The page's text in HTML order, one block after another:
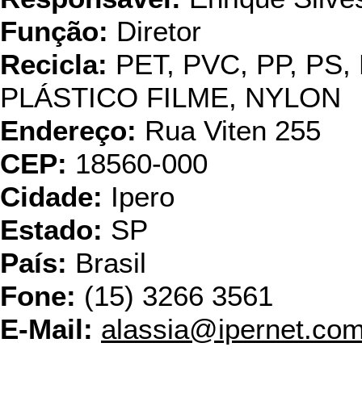
Função: Diretor
Recicla: PET, PVC, PP,
PLÁSTICO FILME, NYLON
Endereço: Rua Viten 255
CEP: 18560-000
Cidade: Ipero
Estado: SP
País: Brasil
Fone: (15) 3266 3561
E-Mail: